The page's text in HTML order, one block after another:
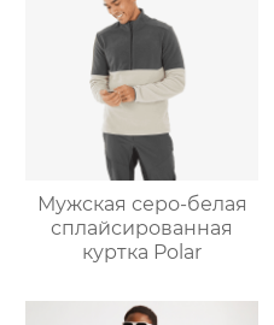
Мужская серо-белая
сплайсированная
куртка Polar